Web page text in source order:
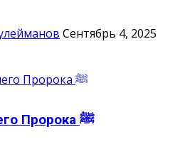
Сентябрь 4, 2025
Город нашего Пророка ‎ﷺ